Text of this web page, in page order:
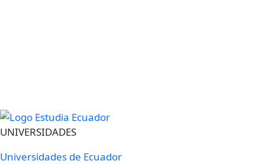
UNIVERSIDADES
Universidades de Ecuador